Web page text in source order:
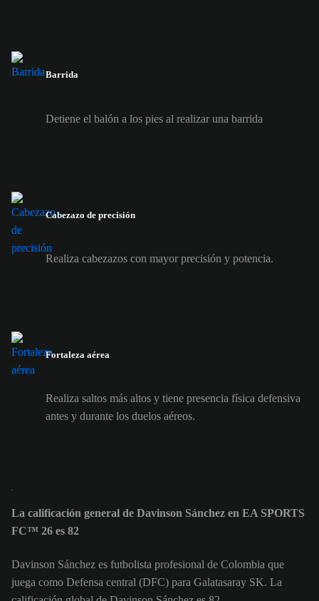
Barrida
Detiene el balón a los pies al realizar una barrida
Cabezazo de precisión
Realiza cabezazos con mayor precisión y potencia.
Fortaleza aérea
Realiza saltos más altos y tiene presencia física defensiva
antes y durante los duelos aéreos.
La calificación general de Davinson Sánchez en EA SPORTS
FC™ 26 es 82
Davinson Sánchez es futbolista profesional de Colombia que
juega como Defensa central (DFC) para Galatasaray SK. La